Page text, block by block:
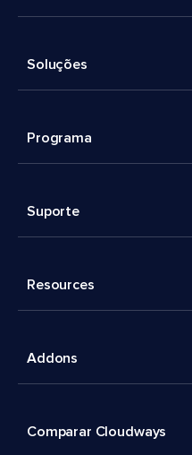
Soluções
Programa
Suporte
Resources
Addons
Comparar Cloudways